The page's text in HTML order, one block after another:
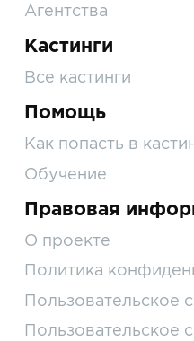
Агентства
Кастинги
Все кастинги
Помощь
Как попасть в
Обучение
Правовая
О проекте
Политика
Пользовательское
Пользовательское